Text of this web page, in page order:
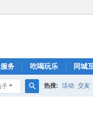
务 吃喝玩乐 同城
子 热搜: 活动 交友